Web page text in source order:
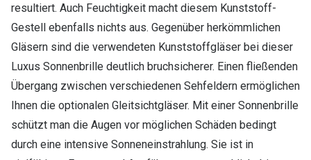
resultiert. Auch Feuchtigkeit macht diesem Kunststoff-
Gestell ebenfalls nichts aus. Gegenüber herkömmlichen
Gläsern sind die verwendeten Kunststoffgläser bei dieser
Luxus Sonnenbrille deutlich bruchsicherer. Einen fließenden
Übergang zwischen verschiedenen Sehfeldern ermöglichen
Ihnen die optionalen Gleitsichtgläser. Mit einer Sonnenbrille
schützt man die Augen vor möglichen Schäden bedingt
durch eine intensive Sonneneinstrahlung. Sie ist in